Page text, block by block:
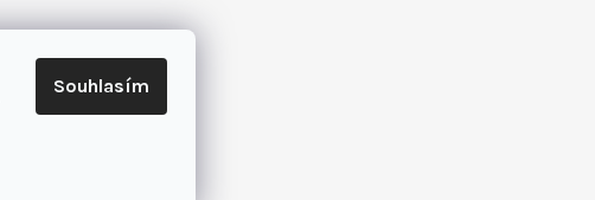
Souhlasím